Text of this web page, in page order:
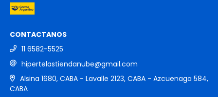
CONTACTANOS
11 6582-5525
hipertelastiendanube@gmail.com
Alsina 1680, CABA - Lavalle 2123, CABA - Azcuenaga 584,
CABA